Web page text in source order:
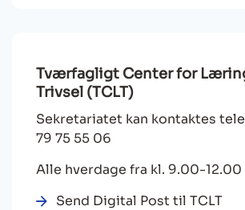
Tværfagligt Center for
Trivsel (TCLT)
Sekretariatet kan kontaktes
79 75 55 06
Alle hverdage fra kl. 9.00-12.00
Send Digital Post til TCLT